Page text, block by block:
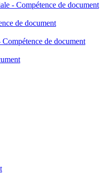
- Compétence de document
de document
de document